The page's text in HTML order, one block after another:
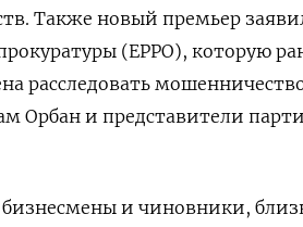
Также новый премьер
(EPPO), которую
расследовать
Орбан и представители
бизнесмены и чиновники,